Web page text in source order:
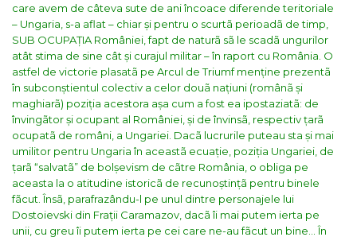
care avem de câteva sute de ani încoace diferende teritoriale
– Ungaria, s-a aflat – chiar și pentru o scurtã perioadã de timp,
SUB OCUPAȚIA României, fapt de naturã sã le scadã ungurilor
atât stima de sine cât și curajul militar – în raport cu România. O
astfel de victorie plasatã pe Arcul de Triumf menține prezentã
în subconștientul colectiv a celor douã națiuni (românã și
maghiarã) poziția acestora așa cum a fost ea ipostaziatã: de
învingãtor și ocupant al României, și de învinsã, respectiv țarã
ocupatã de români, a Ungariei. Dacã lucrurile puteau sta și mai
umilitor pentru Ungaria în aceastã ecuație, poziția Ungariei, de
țarã “salvatã” de bolșevism de cãtre România, o obliga pe
aceasta la o atitudine istoricã de recunoștințã pentru binele
fãcut. Însã, parafrazându-l pe unul dintre personajele lui
Dostoievski din Frații Caramazov, dacã îi mai putem ierta pe
unii, cu greu îi putem ierta pe cei care ne-au fãcut un bine… În